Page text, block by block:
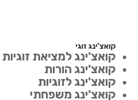
קואצ'ינג זוגי
קואצ'ינג למציאת זוגיות
קואצ'ינג הורות
קואצ'ינג לזוגיות
קואצ'ינג משפחתי